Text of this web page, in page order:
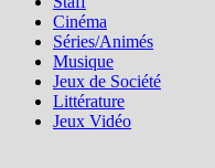
Cinéma
Séries/Animés
Musique
Jeux de Société
Littérature
Jeux Vidéo